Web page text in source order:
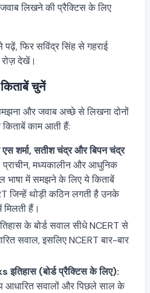
लिखने की प्रैक्टिस के लिए
फिर सविंद्र सिंह से गहराई
देखें।
चुनें
और जवाब अच्छे से लिखना दोनों
काम आती हैं:
शर्मा, सतीश चंद्र और बिपन चंद्र
प्राचीन, मध्यकालीन और आधुनिक
में समझने के लिए ये किताबें
जिन्हें थोड़ी कठिन लगती है उनके
मिलती हैं।
के बोर्ड सवाल सीधे NCERT से
सवाल, इसलिए NCERT बार-बार
(बोर्ड प्रैक्टिस के लिए):
आधारित सवालों और पिछले साल के